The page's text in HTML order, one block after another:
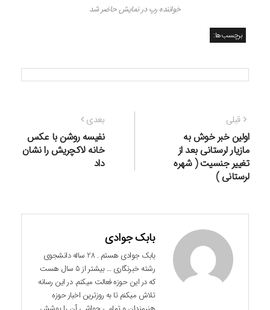
خواننده رپ در نمایش حاضر شد
برچسب‌ها:
راهبری
نوشته
قبلی
قبلی:
اولین خبر خوش به
مازیار لرستانی بعد از
تغییر جنسیت ( شهره
لرستانی )
بعدی
بعدی:
نفیسه روشن با عکس
خانه لاکچریش را نشان
داد
بابک جوادی
بابک جوادی هستم . 28 ساله دانشجوی
رشته خبرنگاری ... بیشتر از 5 سال هست
که در این حوزه فعالت میکنم. در این رسانه
تلاش میکنم تا به روزترین اخبار حوزه